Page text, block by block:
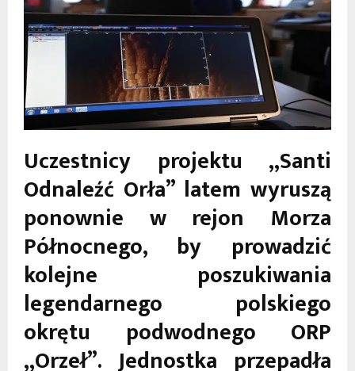
Uczestnicy projektu „Santi
Odnaleźć Orła” latem wyruszą
ponownie w rejon Morza
Północnego, by prowadzić
kolejne poszukiwania
legendarnego polskiego
okrętu podwodnego ORP
„Orzeł”. Jednostka przepadła